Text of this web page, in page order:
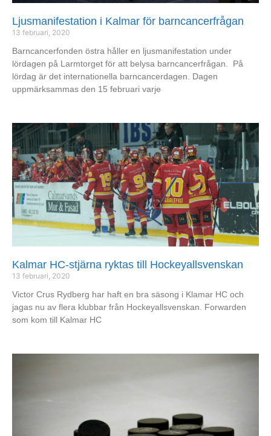
Ljusmanifestation i Kalmar för barncancerfrågan
13 februari, 2020
Barncancerfonden östra håller en ljusmanifestation under
lördagen på Larmtorget för att belysa barncancerfrågan. På
lördag är det internationella barncancerdagen. Dagen
uppmärksammas den 15 februari varje
Kalmar HC-stjärna ryktas till Hockeyallsvenskan
13 februari, 2020
Victor Crus Rydberg har haft en bra säsong i Klamar HC och
jagas nu av flera klubbar från Hockeyallsvenskan. Forwarden
som kom till Kalmar HC